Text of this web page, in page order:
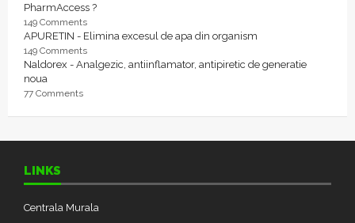
PharmAccess ?
149 Comments
APURETIN - Elimina excesul de apa din organism
149 Comments
Naldorex - Analgezic, antiinflamator, antipiretic de generatie
noua
77 Comments
LINKS
Centrala Murala